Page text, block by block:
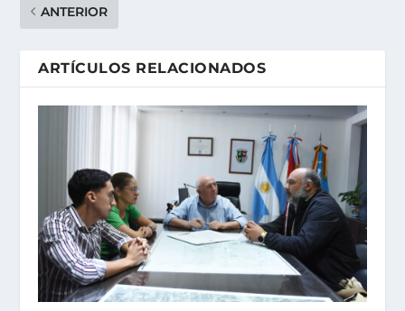
ANTERIOR
ARTÍCULOS RELACIONADOS